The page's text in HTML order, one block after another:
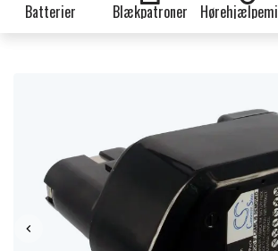
Batterier Blækpatroner